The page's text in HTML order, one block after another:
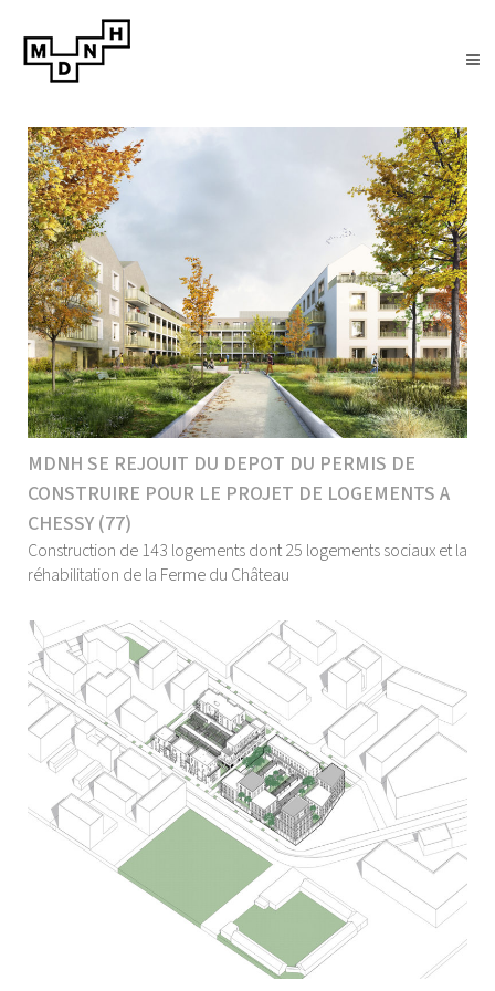
MDNH SE REJOUIT DU DEPOT DU PERMIS DE
CONSTRUIRE POUR LE PROJET DE LOGEMENTS A
CHESSY (77)
Construction de 143 logements dont 25 logements sociaux et la
réhabilitation de la Ferme du Château